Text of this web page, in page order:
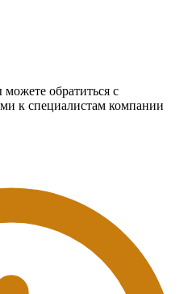
обратиться с
к специалистам компании